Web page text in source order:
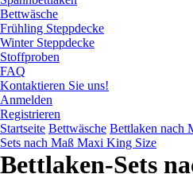
Bettwäsche
Frühling Steppdecke
Winter Steppdecke
Stoffproben
FAQ
Kontaktieren Sie uns!
Anmelden
Registrieren
Startseite Bettwäsche Bettlaken nach
Sets nach Maß Maxi King Size
Bettlaken-Sets